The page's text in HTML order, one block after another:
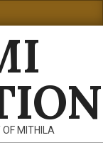
OF MITHILA